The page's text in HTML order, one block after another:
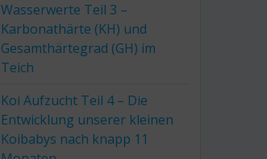
Wasserwerte Teil 3 –
Karbonathärte (KH) und
Gesamthärtegrad (GH) im
Teich
Koi Aufzucht Teil 4 – Die
Entwicklung unserer kleinen
Koibabys nach knapp 11